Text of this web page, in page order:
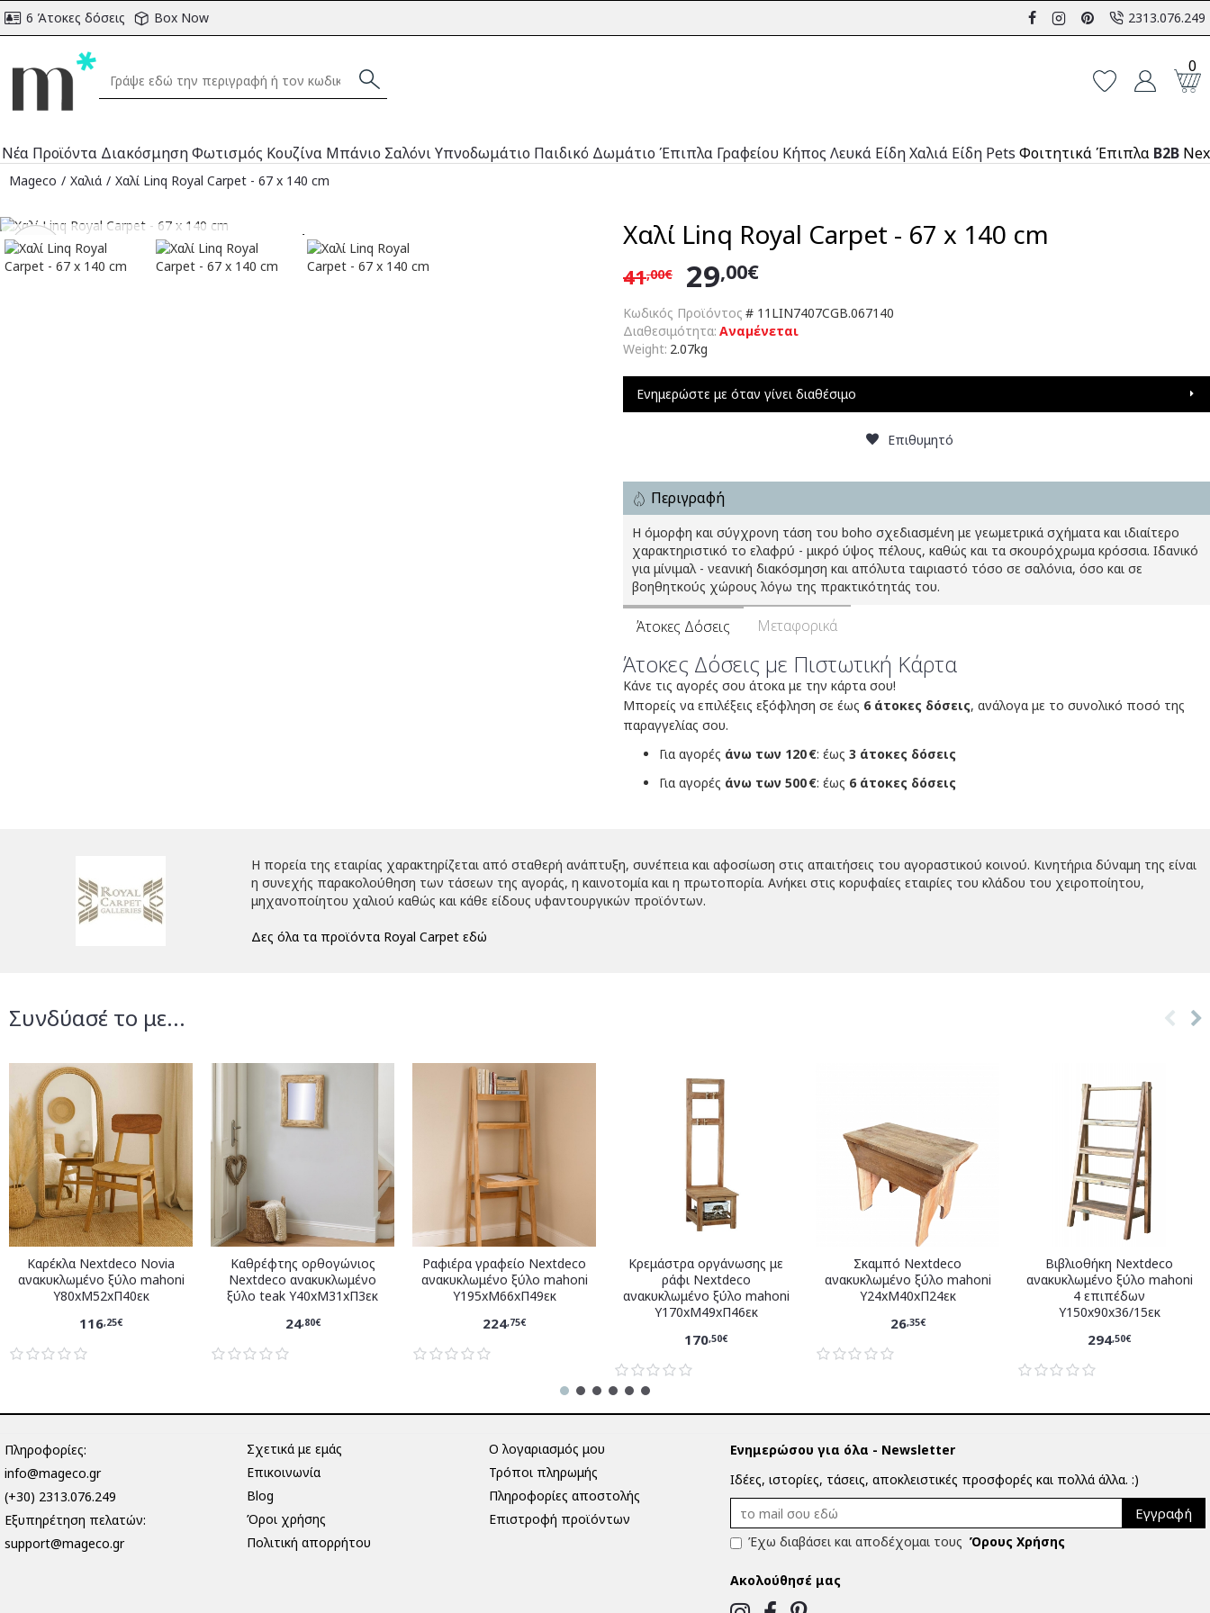
6 Άτοκες δόσεις Box Now 2313.076.249
0
Νέα Προϊόντα ΔιακόσμησηΦωτισμός Κουζίνα Μπάνιο ΣαλόνιΥπνοδωμάτιο Παιδικό Δωμάτιο Έπιπλα Γραφείου Κήπος Λευκά ΕίδηΧαλιά Είδη Pets Φοιτητικά Έπιπλα B2B
Mageco Χαλιά Χαλί Linq Royal Carpet - 67 x 140 cm
-29% Αναμένεται Χαλί Linq Royal Carpet - 67 x 140 cm
Κωδικός Προϊόντος # 11LIN7407CGB.067140
Διαθεσιμότητα: Αναμένεται
Weight: 2.07kg
29,00€
41,00€
Ενημερώστε με όταν γίνει διαθέσιμο
Επιθυμητό
Περιγραφή
Η όμορφη και σύγχρονη τάση του boho σχεδιασμένη με γεωμετρικά σχήματα και ιδιαίτερο
χαρακτηριστικό το ελαφρύ - μικρό ύψος πέλους, καθώς και τα σκουρόχρωμα κρόσσια. Ιδανικό
για μίνιμαλ - νεανική διακόσμηση και απόλυτα ταιριαστό τόσο σε σαλόνια, όσο και σε
βοηθητκούς χώρους λόγω της πρακτικότητάς του.
Άτοκες Δόσεις Μεταφορικά
Άτοκες Δόσεις με Πιστωτική Κάρτα
Κάνε τις αγορές σου άτοκα με την κάρτα σου!
Μπορείς να επιλέξεις εξόφληση σε έως 6 άτοκες δόσεις, ανάλογα με το συνολικό ποσό της
παραγγελίας σου.
Για αγορές άνω των 120 €: έως 3 άτοκες δόσεις
Για αγορές άνω των 500 €: έως 6 άτοκες δόσεις
Η πορεία της εταιρίας χαρακτηρίζεται από σταθερή ανάπτυξη, συνέπεια και αφοσίωση στις απαιτήσεις του αγοραστικού κοινού. Κινητήρια δύναμη της είναι
η συνεχής παρακολούθηση των τάσεων της αγοράς, η καινοτομία και η πρωτοπορία. Ανήκει στις κορυφαίες εταιρίες του κλάδου του χειροποίητου,
μηχανοποίητου χαλιού καθώς και κάθε είδους υφαντουργικών προϊόντων.
Δες όλα τα προϊόντα Royal Carpet εδώ
Συνδύασέ το με...
Καρέκλα Nextdeco Novia
ανακυκλωμένο ξύλο mahoni
Υ80xM52xΠ40εκ
116,25€
Καθρέφτης ορθογώνιος
Nextdeco ανακυκλωμένο
ξύλο teak Υ40xM31xΠ3εκ
24,80€
Ραφιέρα γραφείο Nextdeco
ανακυκλωμένο ξύλο mahoni
Υ195xM66xΠ49εκ
224,75€
Κρεμάστρα οργάνωσης με
ράφι Nextdeco
ανακυκλωμένο ξύλο mahoni
Υ170xM49xΠ46εκ
170,50€
Σκαμπό Nextdeco
ανακυκλωμένο ξύλο mahoni
Υ24xM40xΠ24εκ
26,35€
Βιβλιοθήκη Nextdeco
ανακυκλωμένο ξύλο mahoni
4 επιπέδων
Υ150x90x36/15εκ
294,50€
Πληροφορίες:
info@mageco.gr
(+30) 2313.076.249
Eξυπηρέτηση πελατών:
support@mageco.gr
Σχετικά με εμάς
Επικοινωνία
Blog
Όροι χρήσης
Πολιτική απορρήτου
Ο λογαριασμός μου
Τρόποι πληρωμής
Πληροφορίες αποστολής
Επιστροφή προϊόντων
Ενημερώσου για όλα - Newsletter
Ιδέες, ιστορίες, τάσεις, αποκλειστικές προσφορές και πολλά άλλα. :)
Εγγραφή
Έχω διαβάσει και αποδέχομαι τους Όρους Χρήσης
Ακολούθησέ μας